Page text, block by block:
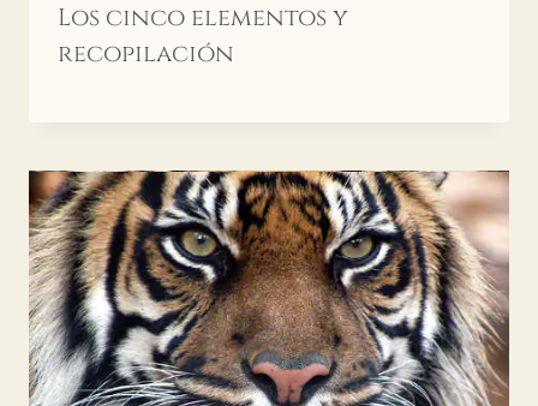
Los cinco elementos y
recopilación